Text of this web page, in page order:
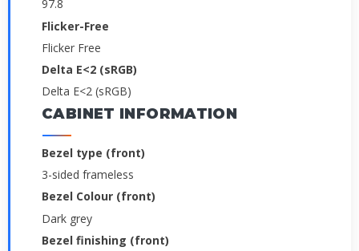
97.8
Flicker-Free
Flicker Free
Delta E<2 (sRGB)
Delta E<2 (sRGB)
CABINET INFORMATION
Bezel type (front)
3-sided frameless
Bezel Colour (front)
Dark grey
Bezel finishing (front)